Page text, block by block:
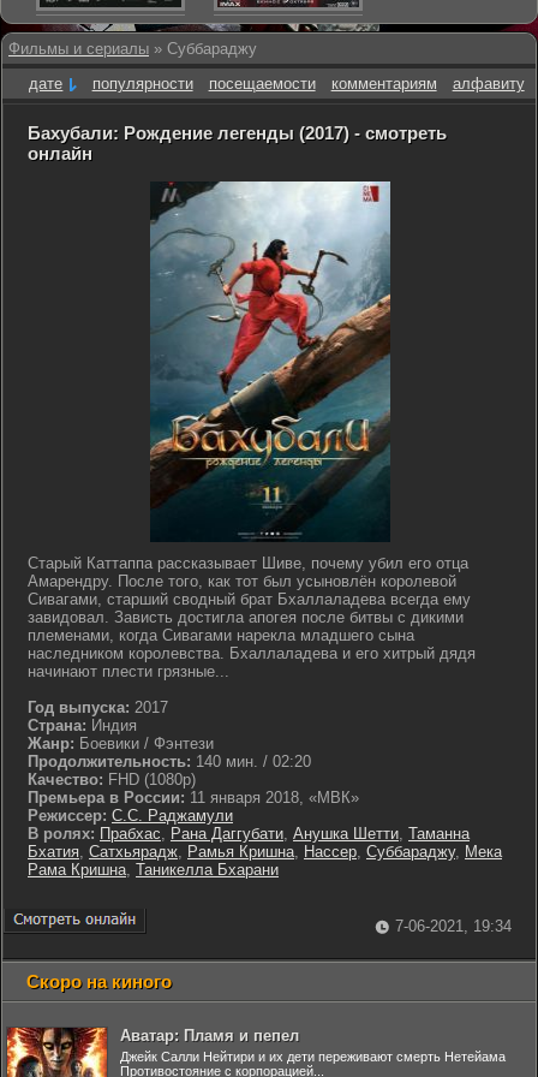
Фильмы и сериалы » Суббараджу
дате
популярности посещаемости комментариям алфавиту
Бахубали: Рождение легенды (2017) - смотреть
онлайн
Старый Каттаппа рассказывает Шиве, почему убил его отца
Амарендру. После того, как тот был усыновлён королевой
Сивагами, старший сводный брат Бхаллаладева всегда ему
завидовал. Зависть достигла апогея после битвы с дикими
племенами, когда Сивагами нарекла младшего сына
наследником королевства. Бхаллаладева и его хитрый дядя
начинают плести грязные...
Год выпуска: 2017
Страна: Индия
Жанр: Боевики / Фэнтези
Продолжительность: 140 мин. / 02:20
Качество: FHD (1080p)
Премьера в России: 11 января 2018, «МВК»
Режиссер: С.С. Раджамули
В ролях: Прабхас, Рана Даггубати, Анушка Шетти, Таманна
Бхатия, Сатхьярадж, Рамья Кришна, Нассер, Суббараджу, Мека
Рама Кришна, Таникелла Бхарани
7-06-2021, 19:34
Скоро на киного
Аватар: Пламя и пепел
Джейк Салли Нейтири и их дети переживают смерть Нетейама
Противостояние с корпорацией...